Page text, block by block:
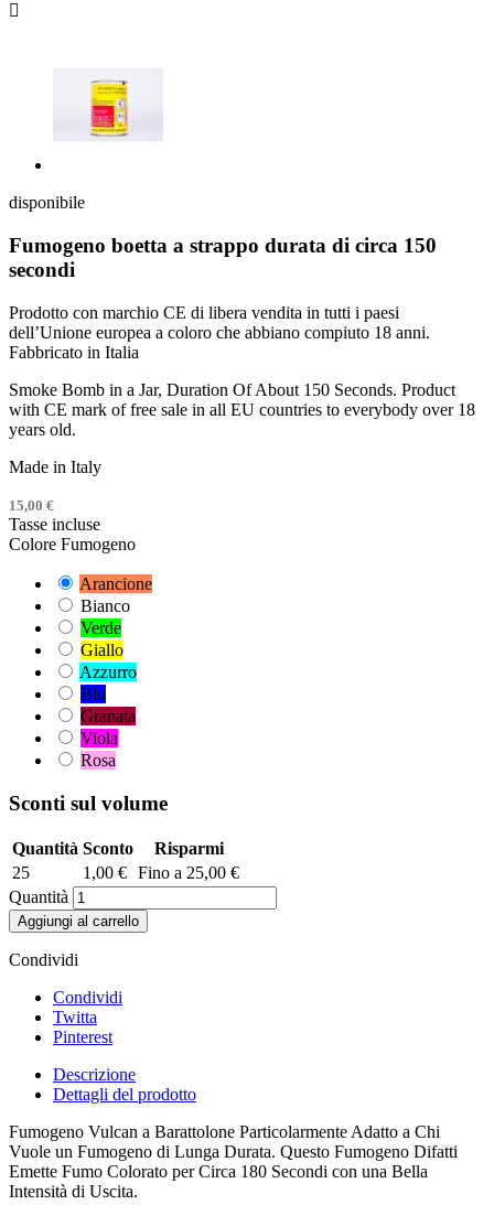

disponibile
Fumogeno boetta a strappo durata di circa 150
secondi
Prodotto con marchio CE di libera vendita in tutti i paesi
dell’Unione europea a coloro che abbiano compiuto 18 anni.
Fabbricato in Italia
Smoke Bomb in a Jar, Duration Of About 150 Seconds. Product
with CE mark of free sale in all EU countries to everybody over 18
years old.
Made in Italy
15,00 €
Tasse incluse
Colore Fumogeno
Arancione
Bianco
Verde
Giallo
Azzurro
Blu
Granata
Viola
Rosa
Sconti sul volume
Quantità Sconto
Risparmi
25
1,00 € Fino a 25,00 €
Quantità
Aggiungi al carrello
Condividi
Condividi
Twitta
Pinterest
Descrizione
Dettagli del prodotto
Fumogeno Vulcan a Barattolone Particolarmente Adatto a Chi
Vuole un Fumogeno di Lunga Durata. Questo Fumogeno Difatti
Emette Fumo Colorato per Circa 180 Secondi con una Bella
Intensità di Uscita.